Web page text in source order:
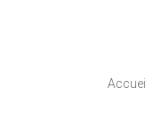
Accueil